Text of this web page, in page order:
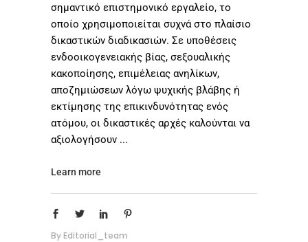
σημαντικό επιστημονικό εργαλείο, το
οποίο χρησιμοποιείται συχνά στο πλαίσιο
δικαστικών διαδικασιών. Σε υποθέσεις
ενδοοικογενειακής βίας, σεξουαλικής
κακοποίησης, επιμέλειας ανηλίκων,
αποζημιώσεων λόγω ψυχικής βλάβης ή
εκτίμησης της επικινδυνότητας ενός
ατόμου, οι δικαστικές αρχές καλούνται να
αξιολογήσουν
Learn more
By Editorial_team